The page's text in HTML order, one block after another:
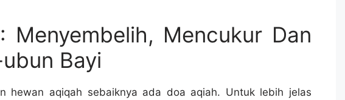
Mencukur Dan
Bayi
hewan aqiqah sebaiknya ada doa aqiah. Untuk lebih jelas